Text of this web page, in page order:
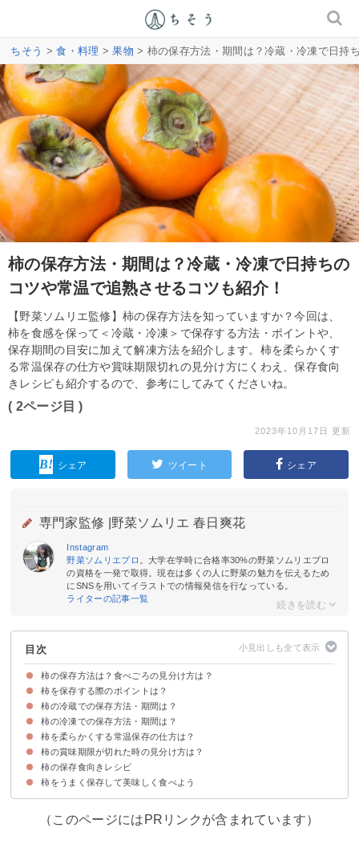
ちそう >食・料理 >果物 > 柿の保存方法・期間は？冷蔵・冷凍で日持
柿の保存方法・期間は？冷蔵・冷凍で日持ちの
コツや常温で追熟させるコツも紹介！
【野菜ソムリエ監修】柿の保存方法を知っていますか？今回は、
柿を食感を保って＜冷蔵・冷凍＞で保存する方法・ポイントや、
保存期間の目安に加えて解凍方法を紹介します。柿を柔らかくす
る常温保存の仕方や賞味期限切れの見分け方にくわえ、保存食向
きレシピも紹介するので、参考にしてみてくださいね。
( 2ページ目 )
2023年10月17日 更新
シェア ツイート シェア
専門家監修 | 野菜ソムリエ 春日爽花
Instagram
野菜ソムリエプロ
。大学在学時に合格率30%の野菜ソムリエプロ
の資格を一発で取得。現在は多くの人に野菜の魅力を伝えるため
にSNSを用いてイラストでの情報発信を行なっている。
ライターの記事一覧
目次
柿の保存方法は？食べごろの見分け方は？
食べごろの柿は冷蔵庫での保存で食感を保てる
柔らかい柿を食べたい場合は常温保存する
切った・完熟した柿は冷凍保存で長持ちする
柿を保存する際のポイントは？
食感を保ちたい場合はヘタを湿らして保存する
柿の冷蔵での保存方法・期間は？
柿を冷蔵保存する方法
柿の冷蔵での賞味期限・保存期間
柿の冷凍での保存方法・期間は？
①丸ごと柿を冷凍保存する方法
②切った柿を冷凍する方法
柿の冷凍での賞味期限・保存期間
柿を柔らかくする常温保存の仕方は？
りんごと一緒に保存すると柔らかくなりやすい
柿の賞味期限が切れた時の見分け方は？
賞味期限が切れた柿の特徴
柿の保存食向きレシピ
①柿ジャム
②柿のコンポート
③干し柿
柿をうまく保存して美味しく食べよう
（このページにはPRリンクが含まれています）